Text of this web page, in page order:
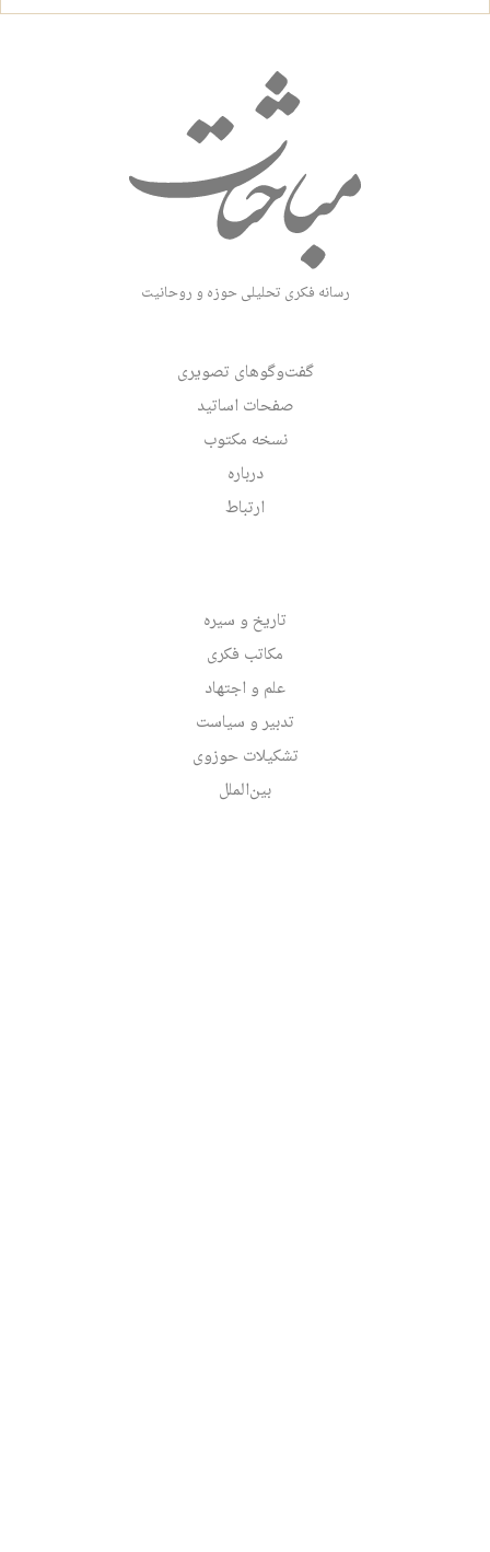
رسانه فکری تحلیلی حوزه و روحانیت
گفت‌وگوهای تصویری
صفحات اساتید
نسخه مکتوب
درباره
ارتباط
تاریخ و سیره
مکاتب فکری
علم و اجتهاد
تدبیر و سیاست
تشکیلات حوزوی
بین‌الملل